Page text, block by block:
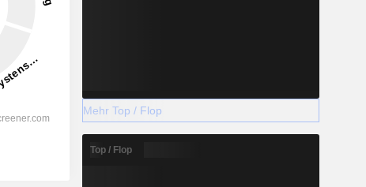
Mehr Top / Flop
Top / Flop